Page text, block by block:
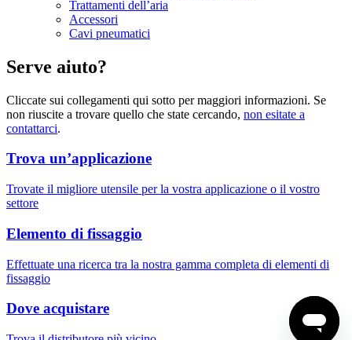
Trattamenti dell’aria
Accessori
Cavi pneumatici
Serve aiuto?
Cliccate sui collegamenti qui sotto per maggiori informazioni. Se
non riuscite a trovare quello che state cercando, non esitate a
contattarci.
Trova un’applicazione
Trovate il migliore utensile per la vostra applicazione o il vostro
settore
Elemento di fissaggio
Effettuate una ricerca tra la nostra gamma completa di elementi di
fissaggio
Dove acquistare